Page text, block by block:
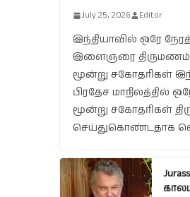
July 25, 2026 Editor
இந்தியாவில் ஒரே
இளைஞரை
மூன்று சகோதரிகள்
பிரதேச
மூன்று சகோதரிகள்
செய்துகொண்டதாக